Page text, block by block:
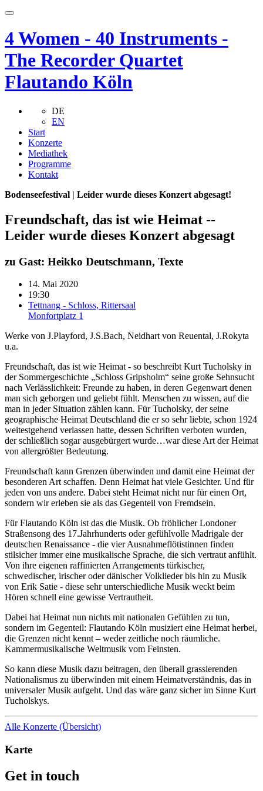
4 Women - 40 Instruments -
The Recorder Quartet
Flautando Köln
DE
EN
Start
Konzerte
Mediathek
Programme
Kontakt
Bodenseefestival | Leider wurde dieses Konzert abgesagt!
Freundschaft, das ist wie Heimat --
Leider wurde dieses Konzert abgesagt
zu Gast: Heikko Deutschmann, Texte
14. Mai 2020
19:30
Tettnang - Schloss, Rittersaal
Monfortplatz 1
Werke von J.Playford, J.S.Bach, Neidhart von Reuental, J.Rokyta
u.a.
Freundschaft, das ist wie Heimat - so beschreibt Kurt Tucholsky in
der Sommergeschichte „Schloss Gripsholm“ seine große Sehnsucht
nach Verlässlichkeit: Freunde zu haben, in deren Gegenwart denen
man sich geborgen und geliebt fühlt. Menschen zu wissen, auf die
man in jeder Situation zählen kann. Für Tucholsky, der seine
geographische Heimat Deutschland die er so sehr liebte, schon 1924
weitestgehend verlassen hatte, dessen Schriften verboten wurden,
der schließlich sogar ausgebürgert wurde…war diese Art der Heimat
von allergrößter Bedeutung.
Freundschaft kann Grenzen überwinden und damit eine Heimat der
besonderen Art schaffen. Denn Heimat hat viele Gesichter. Und für
jeden von uns andere. Dabei steht Heimat nicht nur für einen Ort,
sondern wir erleben sie als das Gegenteil von Fremdsein.
Für Flautando Köln ist das die Musik. Ob fröhlicher Londoner
Straßensong des 17.Jahrhunderts oder gefühlvolle Madrigale der
deutschen Renaissance - die vier Ausnahmeflötistinnen finden
stilsicher immer eine musikalische Sprache, die sich vertraut anfühlt.
Von ihre eigenen raffinierten Arrangements türkischer,
schwedischer, irischer oder dänischer Volklieder bis hin zu Musik
von Erik Satie - diese sehr unterschiedliche Musik weckt beim
Hören schnell eine gewisse Vertrautheit.
Dabei hat Heimat nun nichts mit nationalen Gefühlen zu tun,
sondern im Gegenteil: Flautando Köln musiziert eine Heimat herbei,
die Grenzen nicht kennt – weder zeitliche noch räumliche.
Kammermusikalische Weltmusik vom Feinsten.
So kann diese Musik dazu beitragen, den überall grassierenden
Nationalismus zu überwinden mit einem Heimatverständnis, das in
universaler Musik aufgeht. Und das wäre ganz sicher im Sinne Kurt
Tucholskys.
Alle Konzerte (Übersicht)
Karte
Get in touch